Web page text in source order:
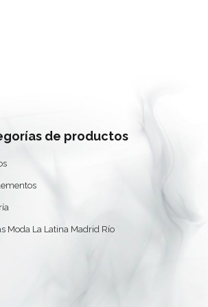
de productos
Moda La Latina Madrid Río